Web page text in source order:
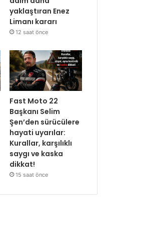
yaklaştıran Enez
Limanı kararı
12 saat önce
Fast Moto 22
Başkanı Selim
Şen’den sürücülere
hayati uyarılar:
Kurallar, karşılıklı
saygı ve kaska
dikkat!
15 saat önce